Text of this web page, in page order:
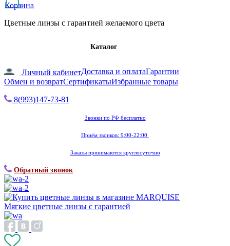
Корзина
Цветные линзы с гарантией желаемого цвета
Каталог
Личный кабинетДоставка и оплатаГарантии
Обмен и возвратСертификатыИзбранные товары
8(993)147-73-81
Звонки по РФ бесплатно
Приём звонков: 9:00-22:00
Заказы принимаются круглосуточно
Обратный звонок
Мягкие цветные линзы с гарантией